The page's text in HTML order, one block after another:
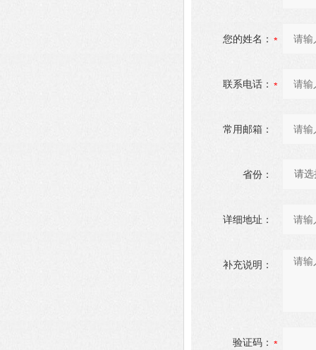
您的姓名：
联系电话：
常用邮箱：
省份：
详细地址：
补充说明：
验证码：